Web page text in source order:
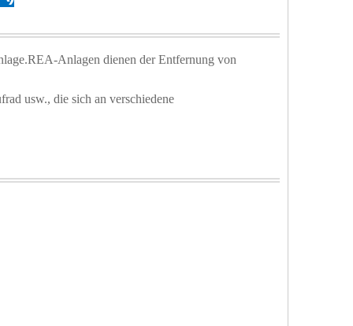
Anlagen dienen der Entfernung von
usw., die sich an verschiedene